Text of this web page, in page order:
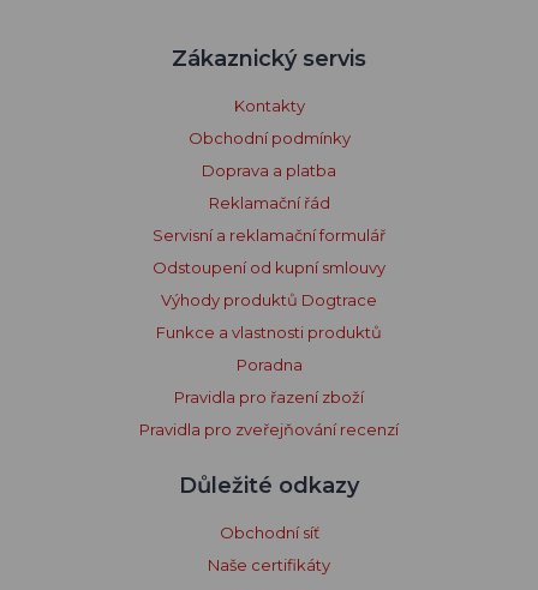
Zákaznický servis
Kontakty
Obchodní podmínky
Doprava a platba
Reklamační řád
Servisní a reklamační formulář
Odstoupení od kupní smlouvy
Výhody produktů Dogtrace
Funkce a vlastnosti produktů
Poradna
Pravidla pro řazení zboží
Pravidla pro zveřejňování recenzí
Důležité odkazy
Obchodní síť
Naše certifikáty